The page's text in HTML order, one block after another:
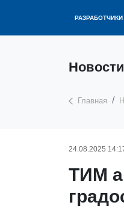
Новости
Главная
24.08.2025
ТИМ